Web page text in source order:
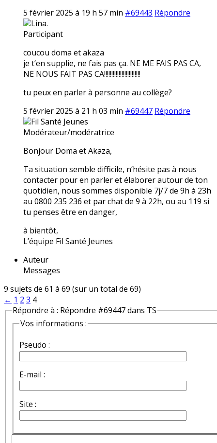
5 février 2025 à 19 h 57 min #69443 Répondre
Lina.
Participant
coucou doma et akaza
je t’en supplie, ne fais pas ça. NE ME FAIS PAS CA,
NE NOUS FAIT PAS CA!!!!!!!!!!!!!!!!!!!!!!!!!
tu peux en parler à personne au collège?
5 février 2025 à 21 h 03 min #69447 Répondre
Fil Santé Jeunes
Modérateur/modératrice
Bonjour Doma et Akaza,
Ta situation semble difficile, n’hésite pas à nous
contacter pour en parler et élaborer autour de ton
quotidien, nous sommes disponible 7j/7 de 9h à 23h
au 0800 235 236 et par chat de 9 à 22h, ou au 119 si
tu penses être en danger,
à bientôt,
L’équipe Fil Santé Jeunes
Auteur
Messages
9 sujets de 61 à 69 (sur un total de 69)
← 1 2 3 4
Répondre à : Répondre #69447 dans TS
Vos informations :
Pseudo :
E-mail :
Site :